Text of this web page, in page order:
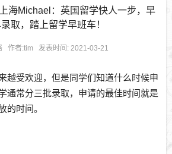
海Michael：英国留学快人一步，早
取，踏上留学早班车！
作者:tim 发表时间: 2021-03-21
越受欢迎，但是同学们知道什么时候申
通常分三批录取，申请的最佳时间就是
的时间。